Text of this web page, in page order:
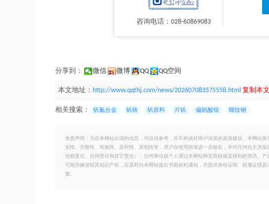
咨询电话：028-60869083
分享到： 微信 微博 QQ QQ空间
本文地址： http://www.qqthj.com/news/202607083575558.html 复制本
相关搜索： 钒氮合金 钒铁 钒原料 片钒 偏钒酸铵 螺纹钢
免责声明：凡在本网站出现的信息，均仅供参考，并不构成对用户决策的直接建议，本网站
实性、完整性、有效性、及时性、原创性等，用户在使用前请进一步核实，并对任何自主决
侵权责任、合同责任和其它责任）；任何单位或个人通过本网站网页而链接及得到的资讯、
可能涉嫌侵犯其知识产权，应及时向本网站提出书面权利通知，并提供身份证明、权属证明
接。